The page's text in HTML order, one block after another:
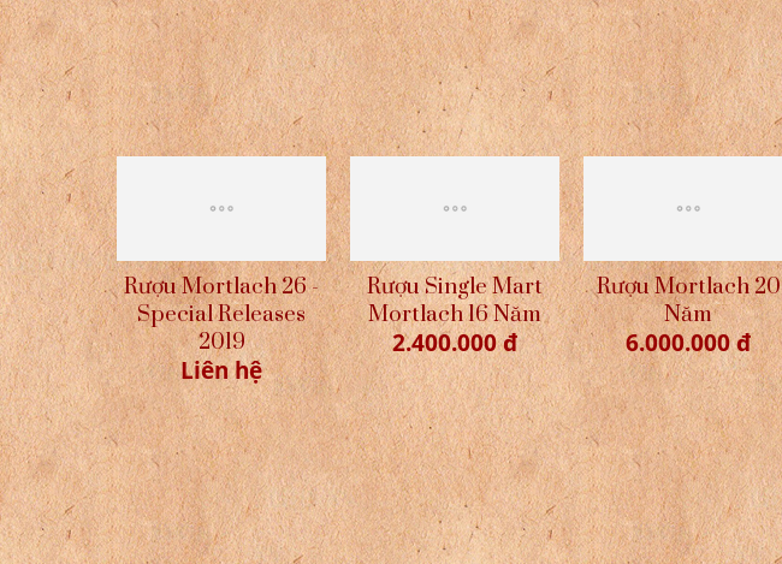
Rượu Mortlach 26 -
Special Releases
2019
Liên hệ
Rượu Single Mart
Mortlach 16 Năm
2.400.000 đ
Rượu Mortlach 20
Năm
6.000.000 đ